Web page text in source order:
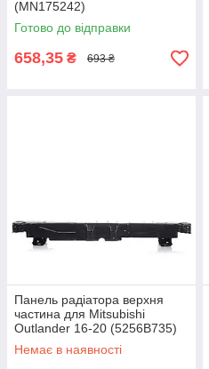
(MN175242)
Готово до відправки
658,35 ₴ 693 ₴
Панель радіатора верхня
частина для Mitsubishi
Outlander 16-20 (5256B735)
Немає в наявності